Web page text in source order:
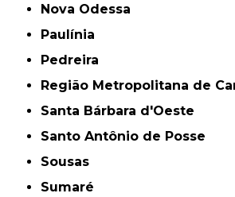
Nova Odessa
Paulínia
Pedreira
Região Metropolitana de
Santa Bárbara d'Oeste
Santo Antônio de Posse
Sousas
Sumaré